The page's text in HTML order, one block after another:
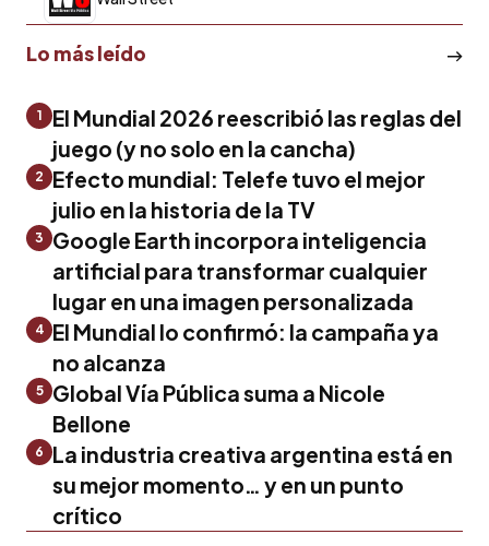
Lo más leído
1
El Mundial 2026 reescribió las reglas del
juego (y no solo en la cancha)
2
Efecto mundial: Telefe tuvo el mejor
julio en la historia de la TV
3
Google Earth incorpora inteligencia
artificial para transformar cualquier
lugar en una imagen personalizada
4 El Mundial lo confirmó: la campaña ya
no alcanza
5
Global Vía Pública suma a Nicole
Bellone
6
La industria creativa argentina está en
su mejor momento… y en un punto
crítico